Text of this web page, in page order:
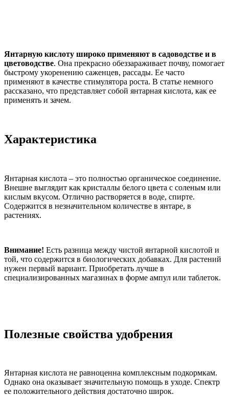
Янтарную кислоту широко применяют в садоводстве и в
цветоводстве. Она прекрасно обеззараживает почву, помогает
быстрому укоренению саженцев, рассады. Ее часто
применяют в качестве стимулятора роста. В статье немного
рассказано, что представляет собой янтарная кислота, как ее
применять и зачем.
Характеристика
Янтарная кислота – это полностью органическое соединение.
Внешне выглядит как кристаллы белого цвета с соленым или
кислым вкусом. Отлично растворяется в воде, спирте.
Содержится в незначительном количестве в янтаре, в
растениях.
Внимание! Есть разница между чистой янтарной кислотой и
той, что содержится в биологических добавках. Для растений
нужен первый вариант. Приобретать лучше в
специализированных магазинах в форме ампул или таблеток.
Полезные свойства удобрения
Янтарная кислота не равноценна комплексным подкормкам.
Однако она оказывает значительную помощь в уходе. Спектр
ее положительного действия достаточно широк.